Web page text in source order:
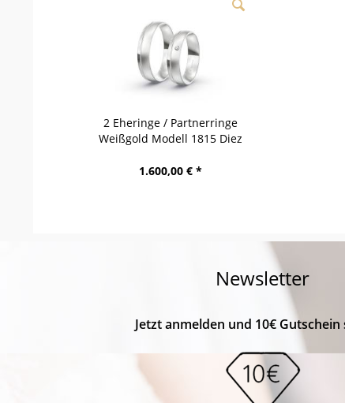
2 Eheringe / Partnerringe
Weißgold Modell 1815 Diez
1.600,00 € *
Newsletter
Jetzt anmelden und 10€